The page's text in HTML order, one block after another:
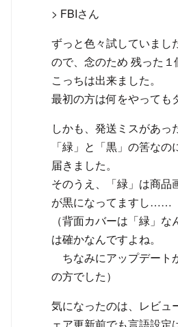
> FBIさん
ずっと色々試していまし
ので、念のため 残った１
こっちは出来ました。
最初の方は何をやっても
しかも、発送ミスがあっ
「緑」と「黒」の筈な
届きました。
そのうえ、「緑」は商品
が黒になってますし……
（背面カバーは「緑」
は確かなんですよね。
ちなみにアップデート
の方でした）
気になったのは、レビュ